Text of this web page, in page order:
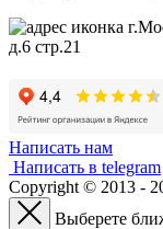
д.6 стр.21
Написать нам
Написать в telegram
Copyright © 2013 -
Выберете